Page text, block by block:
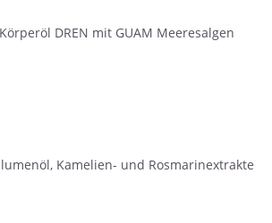
DREN mit GUAM Meeresalgen
Kamelien- und Rosmarinextrakte